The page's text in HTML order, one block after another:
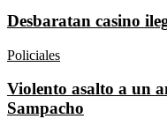
Desbaratan casino
Policiales
Violento asalto a un
Sampacho